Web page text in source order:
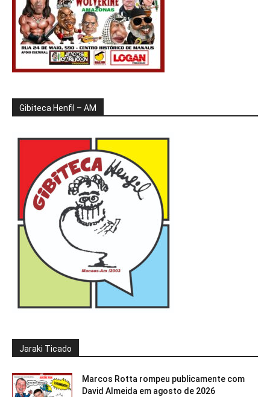
Gibiteca Henfil – AM
Jaraki Ticado
Marcos Rotta rompeu publicamente com
David Almeida em agosto de 2026